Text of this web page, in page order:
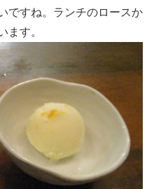
ですね。ランチのロースか
ます。